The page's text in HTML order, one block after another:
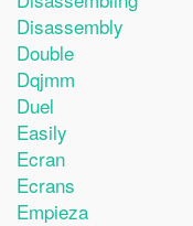
Disassembly
Double
Dqjmm
Duel
Easily
Ecran
Ecrans
Empieza